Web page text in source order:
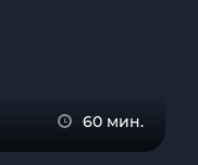
60 мин.